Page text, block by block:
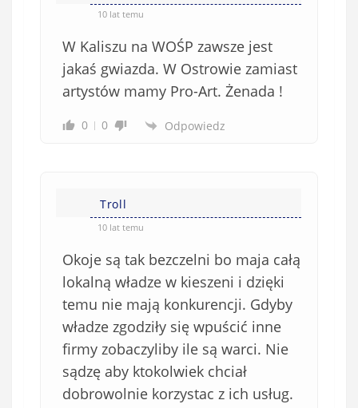
10 lat temu
W Kaliszu na WOŚP zawsze jest
jakaś gwiazda. W Ostrowie zamiast
artystów mamy Pro-Art. Żenada !
0 0 Odpowiedz
Troll
10 lat temu
Okoje są tak bezczelni bo maja całą
lokalną władze w kieszeni i dzięki
temu nie mają konkurencji. Gdyby
władze zgodziły się wpuścić inne
firmy zobaczyliby ile są warci. Nie
sądzę aby ktokolwiek chciał
dobrowolnie korzystac z ich usług.